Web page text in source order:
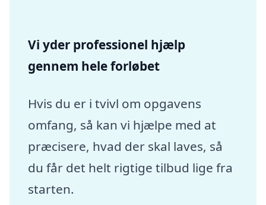
Vi yder professionel hjælp
gennem hele forløbet
Hvis du er i tvivl om opgavens
omfang, så kan vi hjælpe med at
præcisere, hvad der skal laves, så
du får det helt rigtige tilbud lige fra
starten.